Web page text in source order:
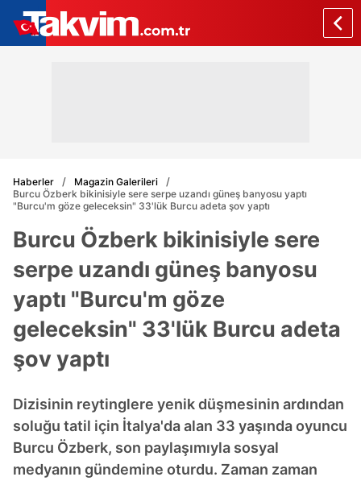
Haberler
Magazin Galerileri
Burcu Özberk bikinisiyle sere serpe uzandı güneş banyosu yaptı
"Burcu'm göze geleceksin" 33'lük Burcu adeta şov yaptı
Burcu Özberk bikinisiyle sere
serpe uzandı güneş banyosu
yaptı "Burcu'm göze
geleceksin" 33'lük Burcu adeta
şov yaptı
Dizisinin reytinglere yenik düşmesinin ardından
soluğu tatil için İtalya'da alan 33 yaşında oyuncu
Burcu Özberk, son paylaşımıyla sosyal
medyanın gündemine oturdu. Zaman zaman